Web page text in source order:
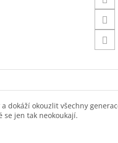
dokáží okouzlit všechny
se jen tak neokoukají.